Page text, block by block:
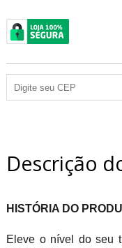
Descrição
HISTÓRIA DO
Eleve o nível do seu